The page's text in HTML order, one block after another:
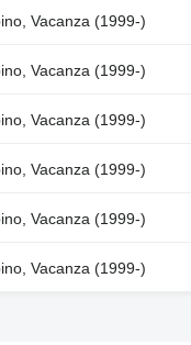
Vacanza (1999-)
Vacanza (1999-)
Vacanza (1999-)
Vacanza (1999-)
Vacanza (1999-)
Vacanza (1999-)